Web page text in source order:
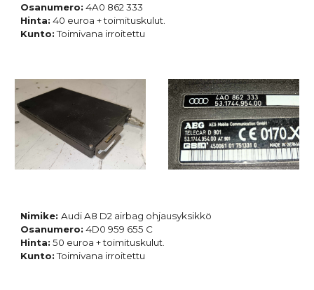
Osanumero: 4A0 862 333
Hinta: 40 euroa + toimituskulut.
Kunto:Toimivana irroitettu
Nimike:Audi A8 D2 airbag ohjausyksikkö
Osanumero: 4D0 959 655 C
Hinta: 50 euroa + toimituskulut.
Kunto:Toimivana irroitettu